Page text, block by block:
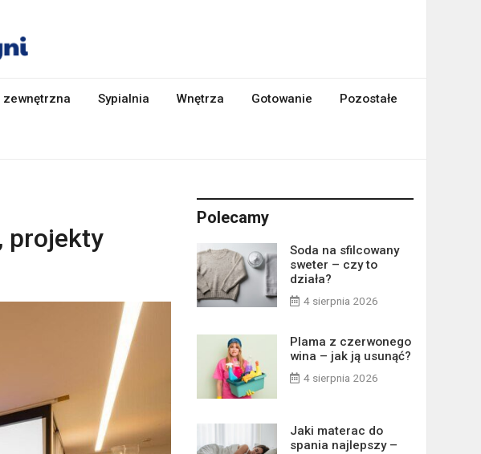
Sypialnia Wnętrza Gotowanie Pozostałe
projekty
Polecamy
Soda na sfilcowany
sweter – czy to
działa?
4 sierpnia 2026
Plama z czerwonego
wina – jak ją usunąć?
4 sierpnia 2026
Jaki materac do
spania najlepszy –